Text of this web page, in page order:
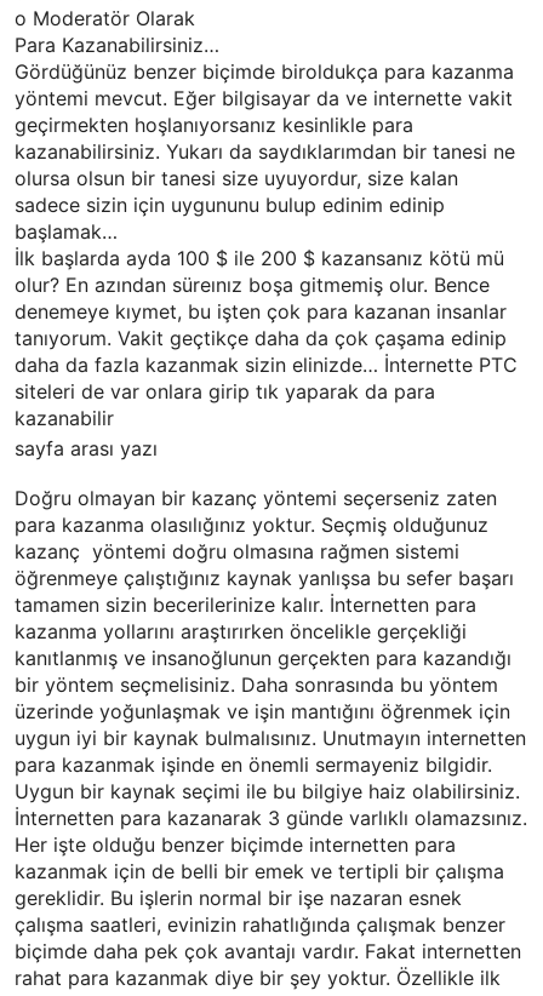
o Moderatör Olarak
Para Kazanabilirsiniz…
Gördüğünüz benzer biçimde biroldukça para kazanma
yöntemi mevcut. Eğer bilgisayar da ve internette vakit
geçirmekten hoşlanıyorsanız kesinlikle para
kazanabilirsiniz. Yukarı da saydıklarımdan bir tanesi ne
olursa olsun bir tanesi size uyuyordur, size kalan
sadece sizin için uygununu bulup edinim edinip
başlamak…
İlk başlarda ayda 100 $ ile 200 $ kazansanız kötü mü
olur? En azından süreınız boşa gitmemiş olur. Bence
denemeye kıymet, bu işten çok para kazanan insanlar
tanıyorum. Vakit geçtikçe daha da çok çaşama edinip
daha da fazla kazanmak sizin elinizde… İnternette PTC
siteleri de var onlara girip tık yaparak da para
kazanabilir
sayfa arası yazı
Doğru olmayan bir kazanç yöntemi seçerseniz zaten
para kazanma olasılığınız yoktur. Seçmiş olduğunuz
kazanç yöntemi doğru olmasına rağmen sistemi
öğrenmeye çalıştığınız kaynak yanlışsa bu sefer başarı
tamamen sizin becerilerinize kalır. İnternetten para
kazanma yollarını araştırırken öncelikle gerçekliği
kanıtlanmış ve insanoğlunun gerçekten para kazandığı
bir yöntem seçmelisiniz. Daha sonrasında bu yöntem
üzerinde yoğunlaşmak ve işin mantığını öğrenmek için
uygun iyi bir kaynak bulmalısınız. Unutmayın internetten
para kazanmak işinde en önemli sermayeniz bilgidir.
Uygun bir kaynak seçimi ile bu bilgiye haiz olabilirsiniz.
İnternetten para kazanarak 3 günde varlıklı olamazsınız.
Her işte olduğu benzer biçimde internetten para
kazanmak için de belli bir emek ve tertipli bir çalışma
gereklidir. Bu işlerin normal bir işe nazaran esnek
çalışma saatleri, evinizin rahatlığında çalışmak benzer
biçimde daha pek çok avantajı vardır. Fakat internetten
rahat para kazanmak diye bir şey yoktur. Özellikle ilk